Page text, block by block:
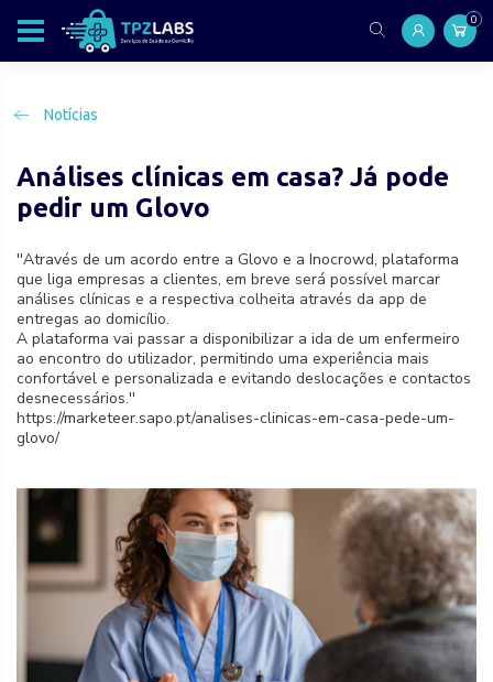
0
Notícias
Análises clínicas em casa? Já pode
pedir um Glovo
''Através de um acordo entre a Glovo e a Inocrowd, plataforma
que liga empresas a clientes, em breve será possível marcar
análises clínicas e a respectiva colheita através da app de
entregas ao domicílio.
A plataforma vai passar a disponibilizar a ida de um enfermeiro
ao encontro do utilizador, permitindo uma experiência mais
confortável e personalizada e evitando deslocações e contactos
desnecessários.''
https://marketeer.sapo.pt/analises-clinicas-em-casa-pede-um-
glovo/